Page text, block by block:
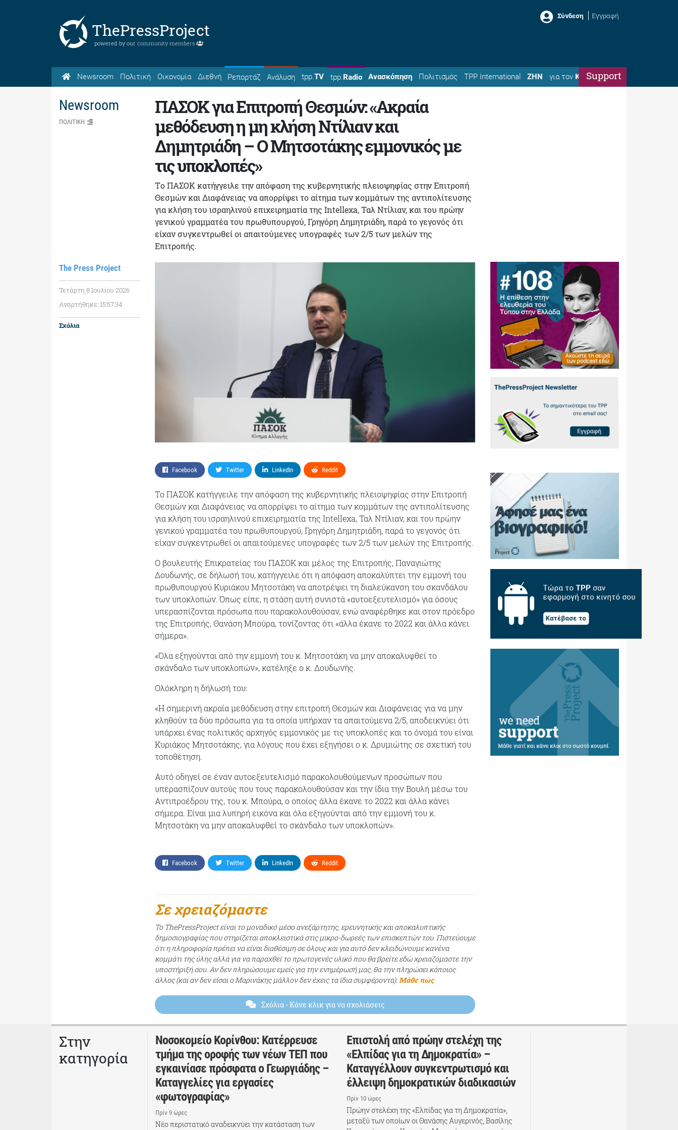
ThePressProject
powered by our community members
Σύνδεση Εγγραφή
Newsroom Πολιτική Οικονομία Διεθνή Ρεπορτάζ Ανάλυση tpp.TV tpp.Radio Ανασκόπηση Πολιτισμός TPP International ΖΗΝ για τον ΚώσταSupport
Newsroom
ΠΟΛΙΤΙΚΗ
The Press Project
Τετάρτη 8 Ιουλίου 2026
Αναρτήθηκε: 15:57:34
Σχόλια
ΠΑΣΟΚ για Επιτροπή Θεσμών: «Ακραία
μεθόδευση η μη κλήση Ντίλιαν και
Δημητριάδη – Ο Μητσοτάκης εμμονικός με
τις υποκλοπές»
Tο ΠΑΣΟΚ κατήγγειλε την απόφαση της κυβερνητικής πλειοψηφίας στην Επιτροπή
Θεσμών και Διαφάνειας να απορρίψει το αίτημα των κομμάτων της αντιπολίτευσης
για κλήση του ισραηλινού επιχειρηματία της Intellexa, Ταλ Ντίλιαν, και του πρώην
γενικού γραμματέα του πρωθυπουργού, Γρηγόρη Δημητριάδη, παρά το γεγονός ότι
είχαν συγκεντρωθεί οι απαιτούμενες υπογραφές των 2/5 των μελών της
Επιτροπής.
Facebook Twitter LinkedIn Reddit
Tο ΠΑΣΟΚ κατήγγειλε την απόφαση της κυβερνητικής πλειοψηφίας στην Επιτροπή
Θεσμών και Διαφάνειας να απορρίψει το αίτημα των κομμάτων της αντιπολίτευσης
για κλήση του ισραηλινού επιχειρηματία της Intellexa, Ταλ Ντίλιαν, και του πρώην
γενικού γραμματέα του πρωθυπουργού, Γρηγόρη Δημητριάδη, παρά το γεγονός ότι
είχαν συγκεντρωθεί οι απαιτούμενες υπογραφές των 2/5 των μελών της Επιτροπής.
Ο βουλευτής Επικρατείας του ΠΑΣΟΚ και μέλος της Επιτροπής, Παναγιώτης
Δουδωνής, σε δήλωσή του, κατήγγειλε ότι η απόφαση αποκαλύπτει την εμμονή του
πρωθυπουργού Κυριάκου Μητσοτάκη να αποτρέψει τη διαλεύκανση του σκανδάλου
των υποκλοπών. Όπως είπε, η στάση αυτή συνιστά «αυτοεξευτελισμό» για όσους
υπερασπίζονται πρόσωπα που παρακολουθούσαν, ενώ αναφέρθηκε και στον πρόεδρο
της Επιτροπής, Θανάση Μπούρα, τονίζοντας ότι «άλλα έκανε το 2022 και άλλα κάνει
σήμερα».
«Όλα εξηγούνται από την εμμονή του κ. Μητσοτάκη να μην αποκαλυφθεί το
σκάνδαλο των υποκλοπών», κατέληξε ο κ. Δουδωνής.
Ολόκληρη η δήλωσή του:
«Η σημερινή ακραία μεθόδευση στην επιτροπή Θεσμών και Διαφάνειας για να μην
κληθούν τα δύο πρόσωπα για τα οποία υπήρχαν τα απαιτούμενα 2/5, αποδεικνύει ότι
υπάρχει ένας πολιτικός αρχηγός εμμονικός με τις υποκλοπές και το όνομά του είναι
Κυριάκος Μητσοτάκης, για λόγους που έχει εξηγήσει ο κ. Δρυμιώτης σε σχετική του
τοποθέτηση.
Αυτό οδηγεί σε έναν αυτοεξευτελισμό παρακολουθούμενων προσώπων που
υπερασπίζουν αυτούς που τους παρακολουθούσαν και την ίδια την Βουλή μέσω του
Αντιπροέδρου της, του κ. Μπούρα, ο οποίος άλλα έκανε το 2022 και άλλα κάνει
σήμερα. Είναι μια λυπηρή εικόνα και όλα εξηγούνται από την εμμονή του κ.
Μητσοτάκη να μην αποκαλυφθεί το σκάνδαλο των υποκλοπών».
Facebook Twitter LinkedIn Reddit
Σε χρειαζόμαστε
Το ThePressProject είναι το μοναδικό μέσο ανεξάρτητης, ερευνητικής και αποκαλυπτικής
δημοσιογραφίας που στηρίζεται αποκλειστικά στις μικρο-δωρεές των επισκεπτών του. Πιστεύουμε
ότι η πληροφορία πρέπει να είναι διαθέσιμη σε όλους και για αυτό δεν κλειδώνουμε κανένα
κομμάτι της ύλης αλλά για να παραχθεί το πρωτογενές υλικό που θα βρείτε εδώ χρειαζόμαστε την
υποστήριξή σου. Αν δεν πληρώσουμε εμείς για την ενημέρωσή μας, θα την πληρώσει κάποιος
άλλος (και αν δεν είσαι ο Μαρινάκης μάλλον δεν έχεις τα ίδια συμφέροντα). Μάθε πώς
Σχόλια- Κάνε κλικ για να σχολιάσεις
Στην
κατηγορία
Νοσοκομείο Κορίνθου: Κατέρρευσε
τμήμα της οροφής των νέων ΤΕΠ που
εγκαινίασε πρόσφατα ο Γεωργιάδης –
Καταγγελίες για εργασίες
«φωτογραφίας»
Πρίν 9 ώρες
Νέο περιστατικό αναδεικνύει την κατάσταση των
Επιστολή από πρώην στελέχη της
«Ελπίδας για τη Δημοκρατία» –
Καταγγέλλουν συγκεντρωτισμό και
έλλειψη δημοκρατικών διαδικασιών
Πρίν 10 ώρες
Πρώην στελέχη της «Ελπίδας για τη Δημοκρατία»,
μεταξύ των οποίων οι Θανάσης Αυγερινός, Βασίλης